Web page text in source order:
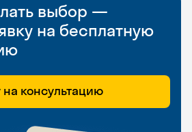
выбор —
на бесплатную
на консультацию